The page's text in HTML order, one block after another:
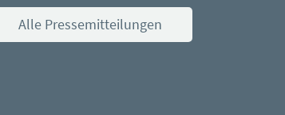
Alle Pressemitteilungen